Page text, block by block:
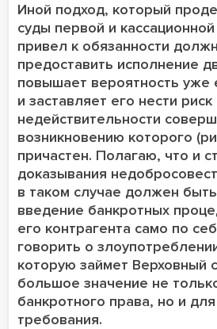
Иной подход, который
суды первой и кассационной
привел к обязанности
предоставить исполнение
повышает вероятность уже
и заставляет его нести риск
недействительности
возникновению которого
причастен. Полагаю, что и
доказывания
в таком случае должен
введение банкротных
его контрагента само по
говорить о
которую займет Верховный
большое значение не
банкротного права, но и
требования.